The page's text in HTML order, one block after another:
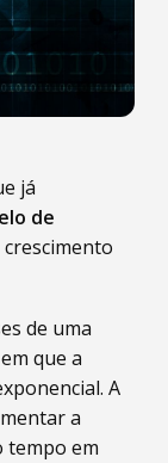
já
de
de uma
que a
A
a
tempo em